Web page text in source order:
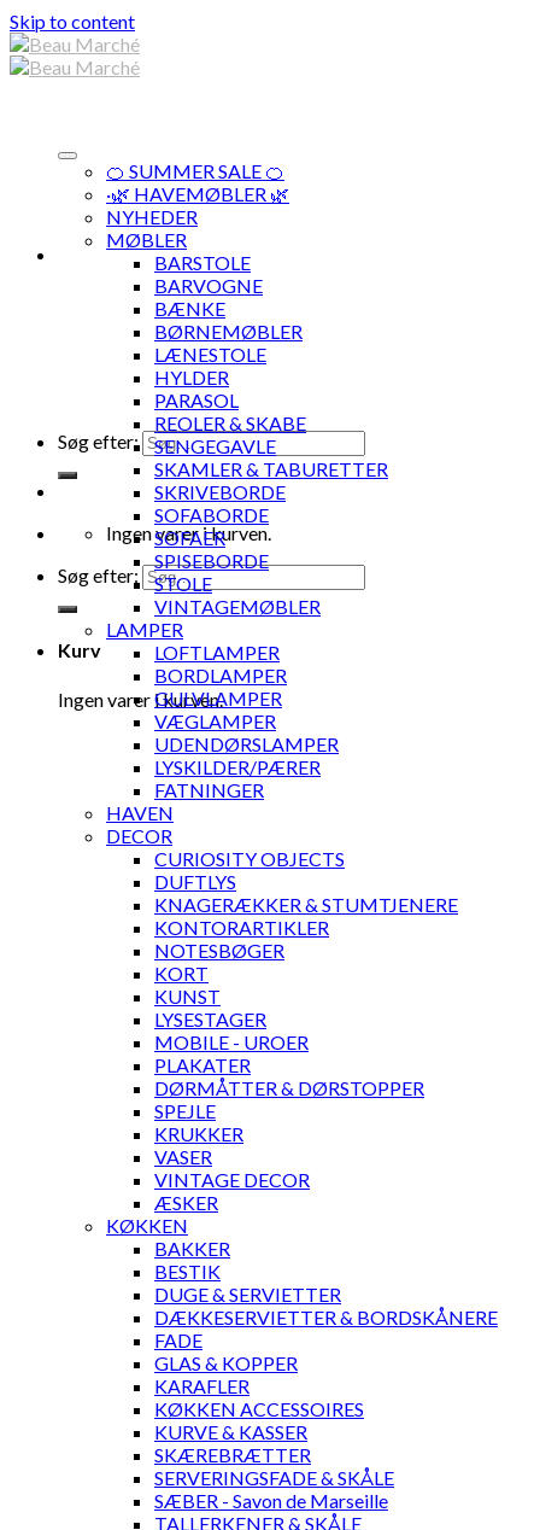
Skip to content
Søg efter:
Ingen varer i kurven.
Søg efter:
Kurv
Ingen varer i kurven.
🍊 SUMMER SALE 🍊
·🌿 HAVEMØBLER 🌿
NYHEDER
MØBLER
BARSTOLE
BARVOGNE
BÆNKE
BØRNEMØBLER
LÆNESTOLE
HYLDER
PARASOL
REOLER & SKABE
SENGEGAVLE
SKAMLER & TABURETTER
SKRIVEBORDE
SOFABORDE
SOFAER
SPISEBORDE
STOLE
VINTAGEMØBLER
LAMPER
LOFTLAMPER
BORDLAMPER
GULVLAMPER
VÆGLAMPER
UDENDØRSLAMPER
LYSKILDER/PÆRER
FATNINGER
HAVEN
DECOR
CURIOSITY OBJECTS
DUFTLYS
KNAGERÆKKER & STUMTJENERE
KONTORARTIKLER
NOTESBØGER
KORT
KUNST
LYSESTAGER
MOBILE - UROER
PLAKATER
DØRMÅTTER & DØRSTOPPER
SPEJLE
KRUKKER
VASER
VINTAGE DECOR
ÆSKER
KØKKEN
BAKKER
BESTIK
DUGE & SERVIETTER
DÆKKESERVIETTER & BORDSKÅNERE
FADE
GLAS & KOPPER
KARAFLER
KØKKEN ACCESSOIRES
KURVE & KASSER
SKÆREBRÆTTER
SERVERINGSFADE & SKÅLE
SÆBER - Savon de Marseille
TALLERKENER & SKÅLE